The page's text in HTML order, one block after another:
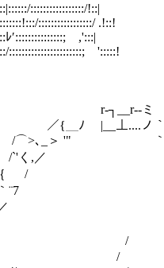
!::|
.!::!
,':::|
':::::!
ミ
ノ｀
'" ｀丶
〈/
っそ弄
}
厶
/ ｛
‘､.